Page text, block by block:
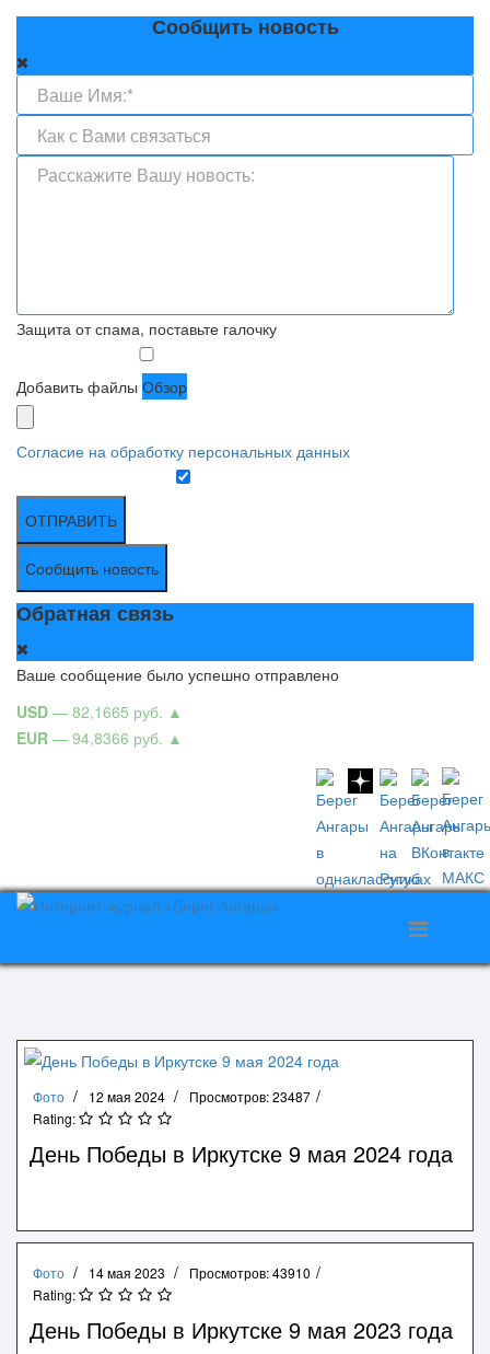
Сообщить новость
Защита от спама, поставьте галочку
Добавить файлы Обзор
Согласие на обработку персональных данных
ОТПРАВИТЬ
Сообщить новость
Обратная связь
Ваше сообщение было успешно отправлено
USD — 82,1665 руб. ▲
EUR — 94,8366 руб. ▲
Фото 12 мая 2024
Просмотров: 23487
Rating:
День Победы в Иркутске 9 мая 2024 года
Фото 14 мая 2023
Просмотров: 43910
Rating:
День Победы в Иркутске 9 мая 2023 года